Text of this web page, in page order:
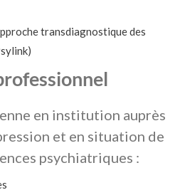
transdiagnostique des
en institution auprès
et en situation de
psychiatriques :